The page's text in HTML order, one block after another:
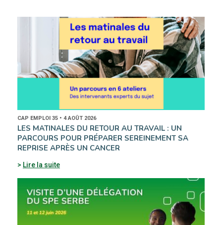
CAP EMPLOI 35 • 4 AOÛT 2026
LES MATINALES DU RETOUR AU TRAVAIL : UN
PARCOURS POUR PRÉPARER SEREINEMENT SA
REPRISE APRÈS UN CANCER
Lire la suite